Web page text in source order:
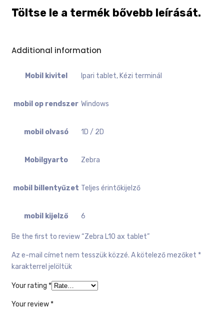
Töltse le a termék bővebb leírását.
Additional information
Mobil kivitel Ipari tablet, Kézi terminál
mobil op rendszer Windows
mobil olvasó 1D / 2D
Mobilgyarto Zebra
mobil billentyűzet Teljes érintőkijelző
mobil kijelző 6
Be the first to review “Zebra L10 ax tablet”
Az e-mail címet nem tesszük közzé. A kötelező mezőket *
karakterrel jelöltük
Your rating *
Your review *